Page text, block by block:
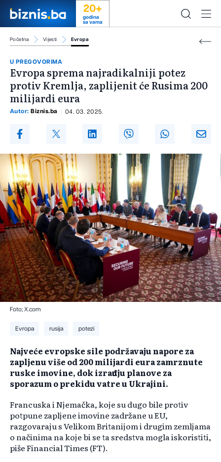
20+
godina
sa vama
Početna Vijesti Evropa
U PREGOVORIMA
Evropa sprema najradikalniji potez
protiv Kremlja, zaplijenit će Rusima 200
milijardi eura
Autor: Biznis.ba 04. 03. 2025.
Foto; X.com
Evropa rusija potezi
Najveće evropske sile podržavaju napore za
zapljenu više od 200 milijardi eura zamrznute
ruske imovine, dok izrađuju planove za
sporazum o prekidu vatre u Ukrajini.
Francuska i Njemačka, koje su dugo bile protiv
potpune zapljene imovine zadržane u EU,
razgovaraju s Velikom Britanijom i drugim zemljama
o načinima na koje bi se ta sredstva mogla iskoristiti,
piše Financial Times (FT).